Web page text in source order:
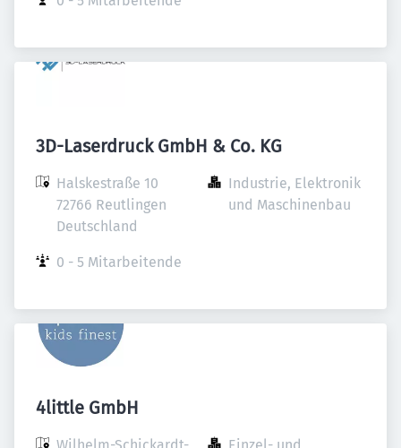
3D-Laserdruck GmbH & Co. KG
Halskestraße 10
72766 Reutlingen
Deutschland
Industrie, Elektronik
und Maschinenbau
0 - 5 Mitarbeitende
4little GmbH